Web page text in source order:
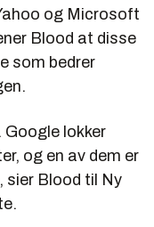
og Microsoft
Blood at disse
som bedrer
Google lokker
og en av dem er
sier Blood til Ny